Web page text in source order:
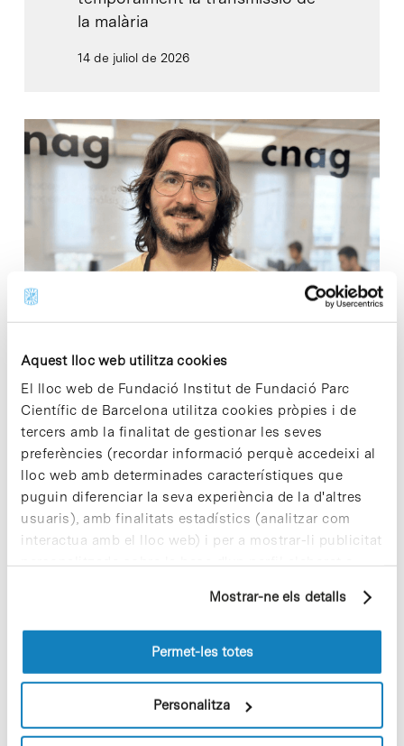
Aquest lloc web utilitza cookies
El lloc web de Fundació Institut de Fundació Parc
Científic de Barcelona utilitza cookies pròpies i de
tercers amb la finalitat de gestionar les seves
preferències (recordar informació perquè accedeixi al
lloc web amb determinades característiques que
puguin diferenciar la seva experiència de la d'altres
usuaris), amb finalitats estadístics (analitzar com
interactua amb el lloc web) i per a mostrar-li publicitat
personalitzada sobre la base d'un perfil elaborat a
pàgines visitades). Per a obtenir més informació sobre
les cookies pot consultar laPolítica de cookiesdel
Mostrar-ne els detalls
Permet-les totes
Personalitza
la malària
14 de juliol de 2026
Tomàs Montserrat Ayuso rep un
ajut predoctoral Joan Oró FI per
impulsar la recerca en
l’adrenoleucodistròfia